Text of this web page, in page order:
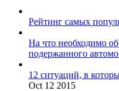
Рейтинг самых
На что необходимо
подержанного
12 ситуаций, в
Oct 12 2015